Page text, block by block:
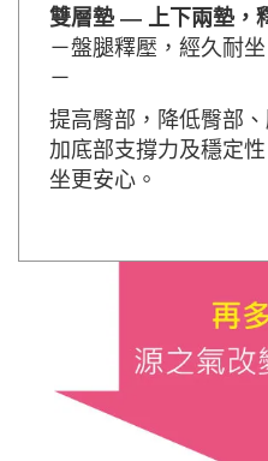
雙層墊 — 上下兩墊，
－盤腿釋壓，經久耐
－
提高臀部，降低臀部
加底部支撐力及穩定
坐更安心。